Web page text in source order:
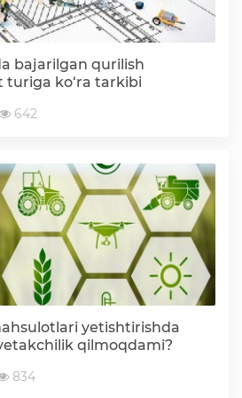
kurashish bo'yicha idoraviy
kurashish bo'yicha amalga
bajarilgan qurilish
turiga ko‘ra tarkibi
642
yetishtirishda
qilmoqdami?
834